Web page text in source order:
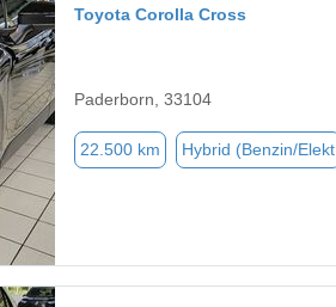
Toyota Corolla Cross
Paderborn, 33104
22.500 km Hybrid (Benzin/Elekt